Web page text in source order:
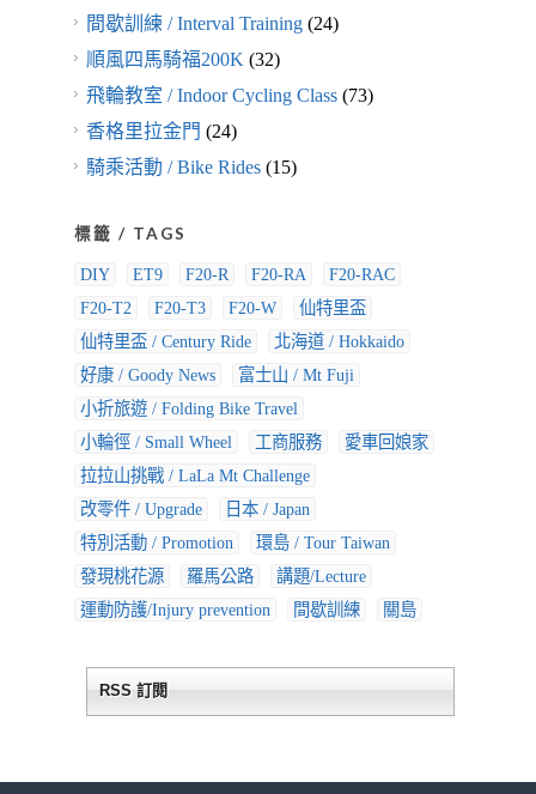
間歇訓練 / Interval Training(24)
順風四馬騎福200K(32)
飛輪教室 / Indoor Cycling Class(73)
香格里拉金門 (24)
騎乘活動 / Bike Rides(15)
標籤 / TAGS
DIY ET9 F20-R F20-RA
F20-RAC
F20-T2
F20-T3 F20-W
仙特里盃
仙特里盃 / Century Ride
北海道 / Hokkaido
好康 / Goody News
富士山 / Mt Fuji
小折旅遊 / Folding Bike Travel
小輪徑 / Small Wheel
工商服務
愛車回娘家
拉拉山挑戰 / LaLa Mt Challenge
改零件 / Upgrade
日本 / Japan
特別活動 / Promotion
環島 / Tour Taiwan
發現桃花源
羅馬公路
講題/Lecture
運動防護/Injury prevention
間歇訓練 關島
RSS 訂閱